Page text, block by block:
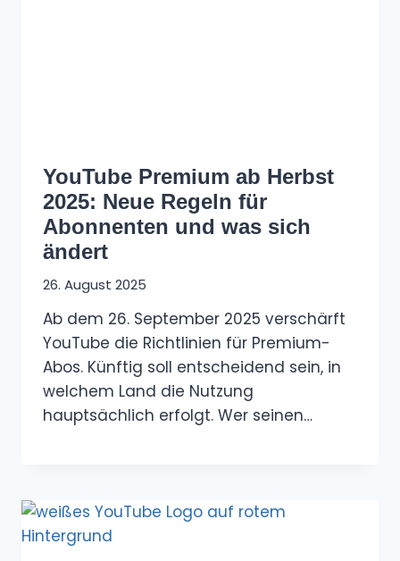
YouTube Premium ab Herbst
2025: Neue Regeln für
Abonnenten und was sich
ändert
26. August 2025
Ab dem 26. September 2025 verschärft
YouTube die Richtlinien für Premium-
Abos. Künftig soll entscheidend sein, in
welchem Land die Nutzung
hauptsächlich erfolgt. Wer seinen…